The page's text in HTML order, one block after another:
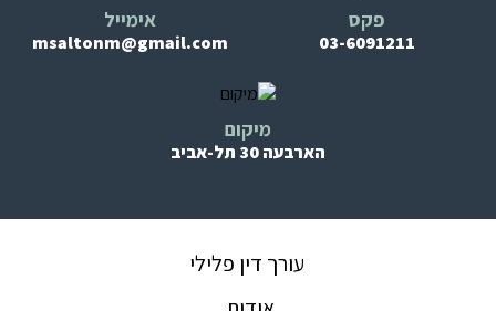
פקס
03-6091211
אימייל
msaltonm@gmail.com
מיקום
הארבעה 30 תל-אביב
עורך דין פלילי